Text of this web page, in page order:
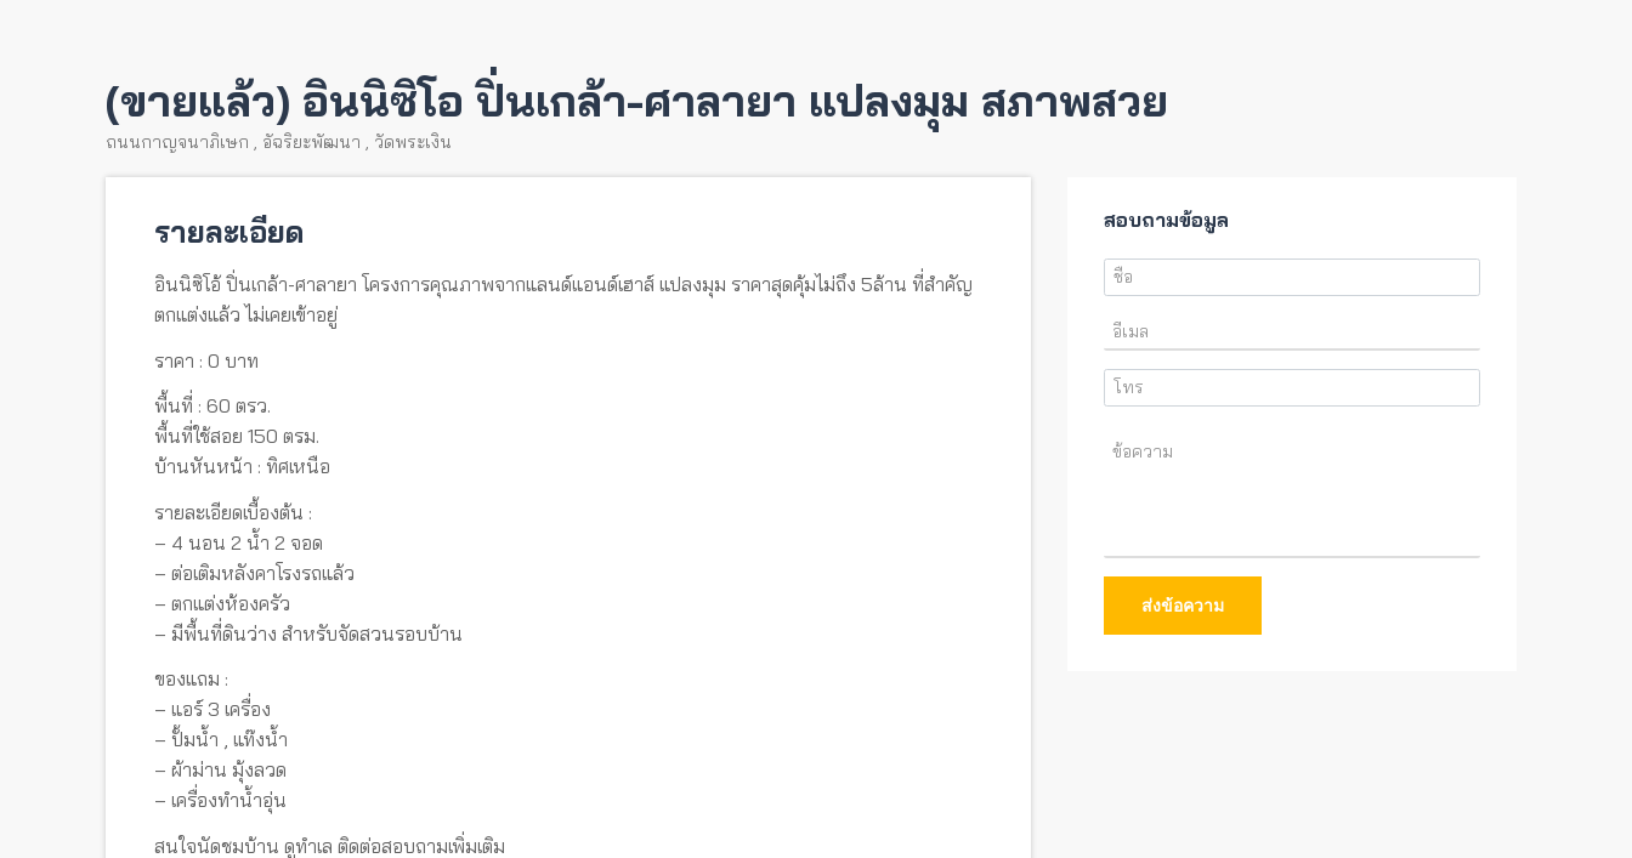
(ขายแล้ว) อินนิซิโอ ปิ่นเกล้า-ศาลายา แปลงมุม สภาพสวย
ถนนกาญจนาภิเษก , อัฉริยะพัฒนา , วัดพระเงิน
รายละเอียด
อินนิซิโอ้ ปิ่นเกล้า-ศาลายา โครงการคุณภาพจากแลนด์แอนด์เฮาส์ แปลงมุม ราคาสุดคุ้มไม่ถึง 5ล้าน ที่สำคัญ
ตกแต่งแล้ว ไม่เคยเข้าอยู่
ราคา : 0 บาท
พื้นที่ : 60 ตรว.
พื้นที่ใช้สอย 150 ตรม.
บ้านหันหน้า : ทิศเหนือ
รายละเอียดเบื้องต้น :
– 4 นอน 2 น้ำ 2 จอด
– ต่อเติมหลังคาโรงรถแล้ว
– ตกแต่งห้องครัว
– มีพื้นที่ดินว่าง สำหรับจัดสวนรอบบ้าน
ของแถม :
– แอร์ 3 เครื่อง
– ปั้มน้ำ , แท๊งน้ำ
– ผ้าม่าน มุ้งลวด
– เครื่องทำน้ำอุ่น
สนใจนัดชมบ้าน ดูทำเล ติดต่อสอบถามเพิ่มเติม
สอบถามข้อมูล
ส่งข้อความ